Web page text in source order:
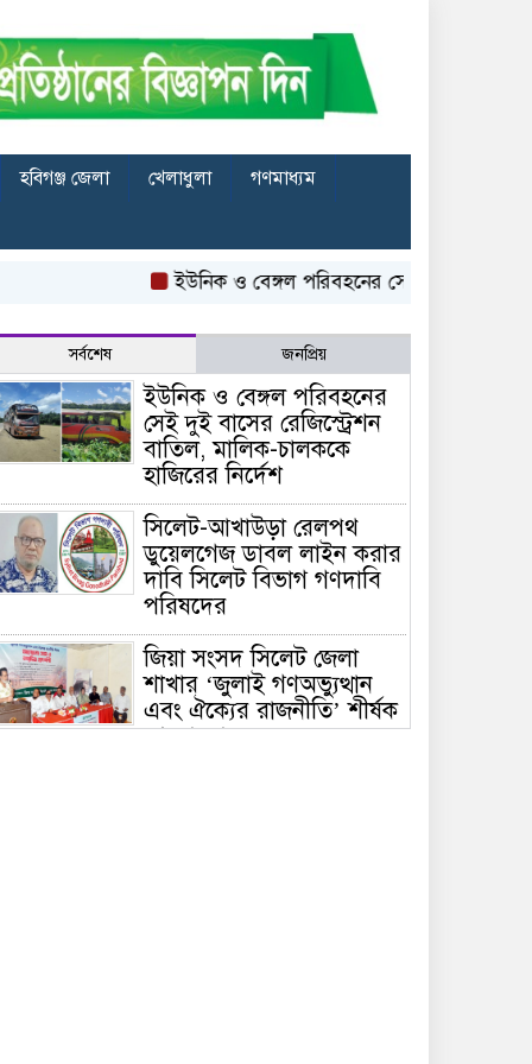
হবিগঞ্জ জেলা খেলাধুলা
গণমাধ্যম
ইউনিক ও বেঙ্গল পরিবহনের সেই দুই বাসের
সর্বশেষ জনপ্রিয়
ইউনিক ও বেঙ্গল পরিবহনের
সেই দুই বাসের রেজিস্ট্রেশন
বাতিল, মালিক-চালককে
হাজিরের নির্দেশ
সিলেট-আখাউড়া রেলপথ
ডুয়েলগেজ ডাবল লাইন করার
দাবি সিলেট বিভাগ গণদাবি
পরিষদের
জিয়া সংসদ সিলেট জেলা
শাখার ‘জুলাই গণঅভ্যুত্থান
এবং ঐক্যের রাজনীতি’ শীর্ষক
আলোচনা